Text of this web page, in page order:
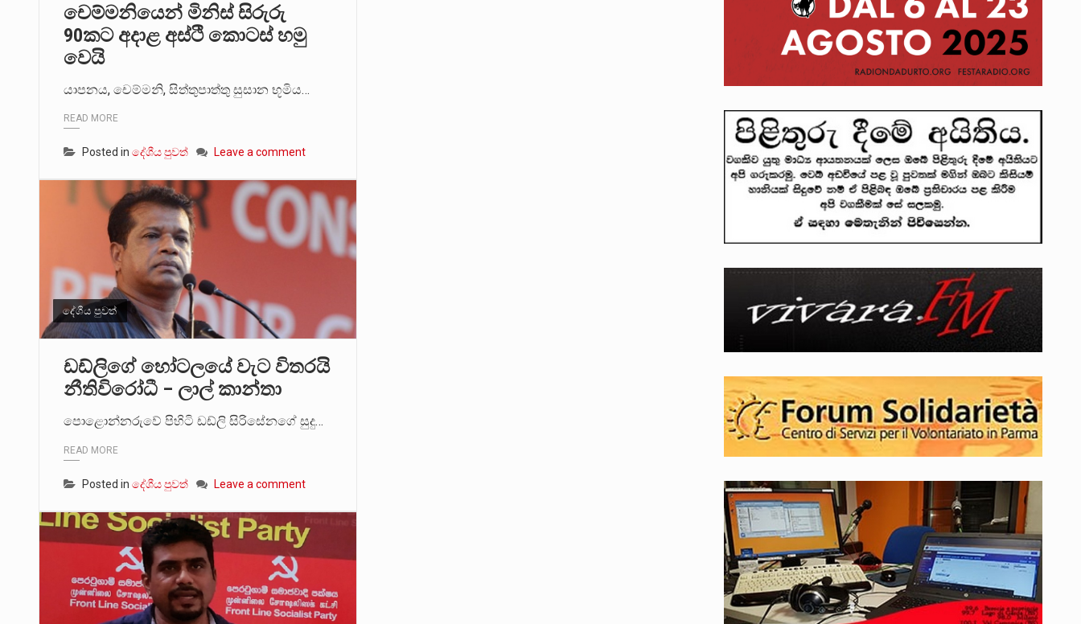
2011 වසරේදී දේශපාලන හා මානව හිමිකම් ක්‍රියාකාරීන් වන ලලිත්කුමාර් වීරරාජ් සහ කුගන් මුරුගානන්දන් යාපනයේදී අතුරුදන්…
ගොවියන්ගේ ප්‍රශ්න, ධීවරයන්ගේ ප්‍රශ්න, සෞඛය ප්‍රශ්න, වැටු ප්‍ර්ශ්න, රැකියා විරහිත ප්‍රශ්න මේ සියලු ප්‍රශ්නවලට තනි…
චෙම්මනියෙන් මිනිස් සිරුරු
90කට අදාළ අස්ථි කොටස් හමු
වෙයි
යාපනය, චෙම්මනි, සිත්තුපාත්තු සුසාන භූමිය…
READ MORE
Posted in දේශීය පුවත් Leave a comment
දේශීය පුවත්
ඩඩ්ලිගේ හෝටලයේ වැට විතරයි
නීතිවිරෝධී – ලාල් කාන්තා
පොළොන්නරුවේ පිහිටි ඩඩ්ලි සිරිසේනගේ සුදු…
READ MORE
Posted in දේශීය පුවත් Leave a comment